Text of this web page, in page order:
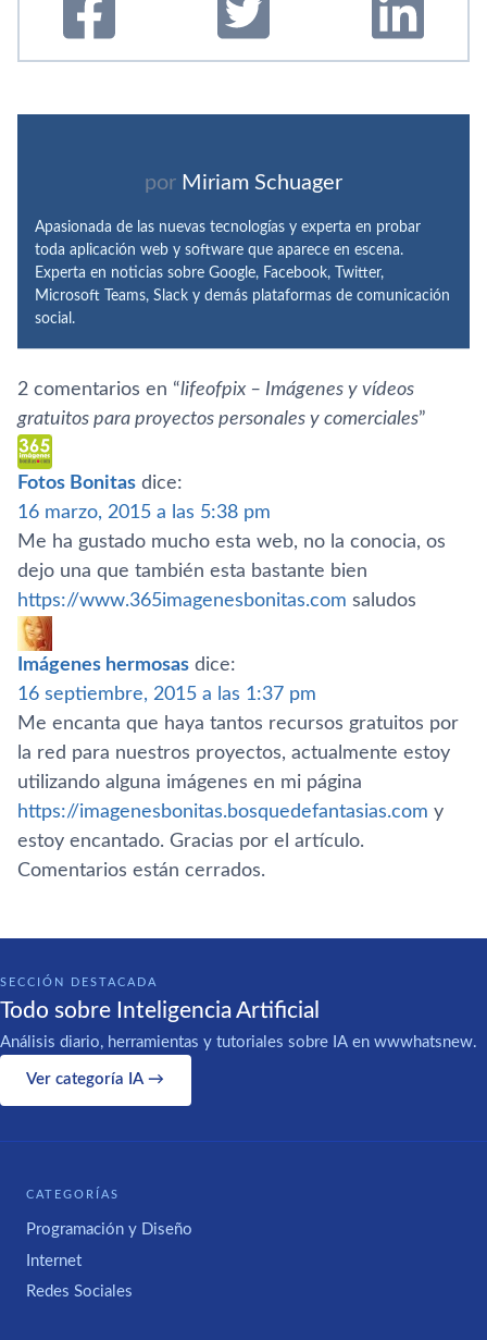
por Miriam Schuager
Apasionada de las nuevas tecnologías y experta en probar
toda aplicación web y software que aparece en escena.
Experta en noticias sobre Google, Facebook, Twitter,
Microsoft Teams, Slack y demás plataformas de comunicación
social.
2 comentarios en “lifeofpix – Imágenes y ví­deos
gratuitos para proyectos personales y comerciales”
Fotos Bonitas dice:
16 marzo, 2015 a las 5:38 pm
Me ha gustado mucho esta web, no la conocia, os
dejo una que también esta bastante bien
https://www.365imagenesbonitas.com saludos
Imágenes hermosas dice:
16 septiembre, 2015 a las 1:37 pm
Me encanta que haya tantos recursos gratuitos por
la red para nuestros proyectos, actualmente estoy
utilizando alguna imágenes en mi página
https://imagenesbonitas.bosquedefantasias.com y
estoy encantado. Gracias por el artí­culo.
Comentarios están cerrados.
SECCIÓN DESTACADA
Todo sobre Inteligencia Artificial
Análisis diario, herramientas y tutoriales sobre IA en wwwhatsnew.
Ver categoría IA →
CATEGORÍAS
Programación y Diseño
Internet
Redes Sociales